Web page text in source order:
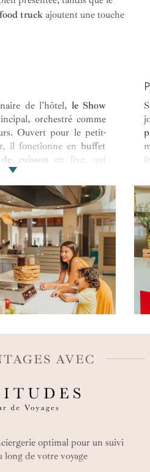
food truck ajoutent une touche
de l'hôtel, le Show
orchestré comme
Ouvert pour le petit-
il fonctionne en buffet
cuisson en live, qui
dans une
. Chaque soir, un thème
méditerranéen,
à l’évasion culinaire. La
sur les jardins tropicaux
les plats dans une
avec un service
AVEC
optimal pour un suivi
long de votre voyage